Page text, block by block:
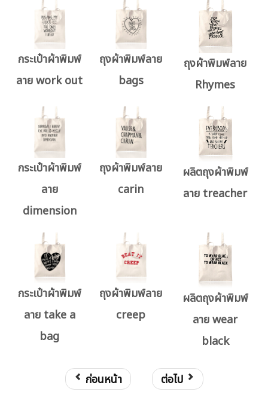
กระเป๋าผ้าพิมพ์
ลาย work out
ถุงผ้าพิมพ์ลาย
bags
ถุงผ้าพิมพ์ลาย
Rhymes
กระเป๋าผ้าพิมพ์
ลาย
dimension
ถุงผ้าพิมพ์ลาย
carin
ผลิตถุงผ้าพิมพ์
ลาย treacher
กระเป๋าผ้าพิมพ์
ลาย take a
bag
ถุงผ้าพิมพ์ลาย
creep
ผลิตถุงผ้าพิมพ์
ลาย wear
black
ก่อนหน้า ต่อไป